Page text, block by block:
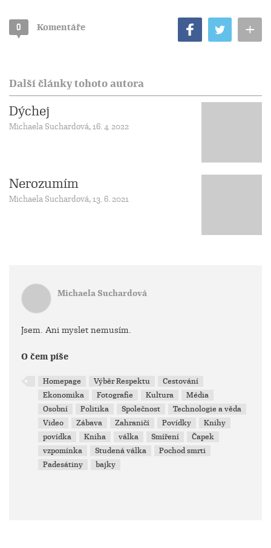
0 Komentáře +
Další články tohoto autora
Dýchej
Michaela Suchardová, 16. 4. 2022
Nerozumím
Michaela Suchardová, 13. 6. 2021
Michaela Suchardová
Jsem. Ani myslet nemusím.
O čem píše
Homepage Výběr Respektu
Cestování
Ekonomika
Fotografie Kultura
Média
Osobní
Politika Společnost
Technologie a věda
Video
Zábava Zahraničí Povídky
Knihy
povídka
Kniha válka Smíření
Čapek
vzpomínka
Studená válka
Pochod smrti
Padesátiny
bajky